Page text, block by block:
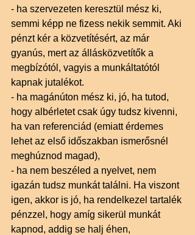
- ha szervezeten keresztül mész ki,
semmi képp ne fizess nekik semmit. Aki
pénzt kér a közvetítésért, az már
gyanús, mert az állásközvetítők a
megbízótól, vagyis a munkáltatótól
kapnak jutalékot.
- ha magánúton mész ki, jó, ha tutod,
hogy albérletet csak úgy tudsz kivenni,
ha van referenciád (emiatt érdemes
lehet az első időszakban ismerősnél
meghúznod magad),
- ha nem beszéled a nyelvet, nem
igazán tudsz munkát találni. Ha viszont
igen, akkor is jó, ha rendelkezel tartalék
pénzzel, hogy amíg sikerül munkát
kapnod, addig se halj éhen,